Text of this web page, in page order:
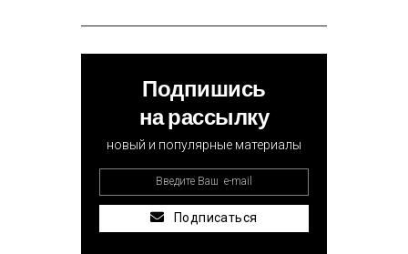
Подпишись
на рассылку
новый и популярные материалы
Подписаться